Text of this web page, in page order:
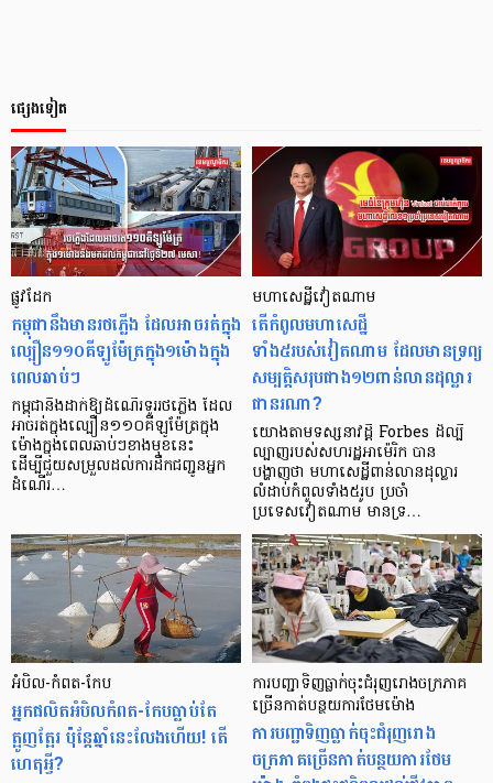
ផ្សេងទៀត
ផ្លូវដែក
កម្ពុជានឹងមានរថភ្លើង ដែលអាចរត់ក្នុង
ល្បឿន១១០គីឡូម៉ែត្រក្នុង១ម៉ោងក្នុង
ពេលឆាប់ៗ
កម្ពុជានឹងដាក់ឱ្យដំណើរទូររថភ្លើង ដែល
អាចរត់ក្នុងល្បឿន១១០គីឡូម៉ែត្រក្នុង
ម៉ោងក្នុងពេលឆាប់ៗខាងមុខនេះ
ដើម្បីជួយសម្រួលដល់ការដឹកជញ្ជូនអ្នក
ដំណើរ…
មហាសេដ្ឋីវៀតណាម
តើកំពូលមហាសេដ្ឋី
ទាំង៥របស់វៀតណាម ដែលមានទ្រព្យ
សម្បត្តិសរុបជាង១២ពាន់លានដុល្លារ
ជានរណា?
យោងតាមទស្សនាវដ្តី Forbes ដ៏ល្បី
ល្បាញរបស់សហរដ្ឋអាម៉េរិក បាន
បង្ហាញថា មហាសេដ្ឋីពាន់លានដុល្លារ
លំដាប់កំពូលទាំង៥រូប ប្រចាំ
ប្រទេសវៀតណាម មានទ្រ…
អំបិល-​កំពត​-​កែប
អ្នក​ផលិត​អំបិល​​កំពត​-កែប​ធ្លាប់​តែ​
ត្អូញ​ត្អែរ ប៉ុន្តែ​ឆ្នាំ​នេះ​លែង​ហើយ! តើ​
ហេតុ​អ្វី?
ការបញ្ជាទិញធ្លាក់ចុះជំរុញរោងចក្រភាគ
ច្រើនកាត់បន្ថយការថែមម៉ោង
ការបញ្ជាទិញធ្លាក់ចុះជំរុញរោង
ចក្រភាគច្រើនកាត់បន្ថយការថែម